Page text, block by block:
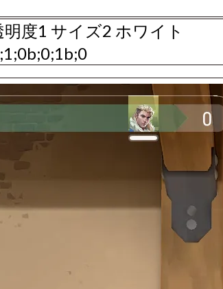
度1 サイズ2 ホワイト